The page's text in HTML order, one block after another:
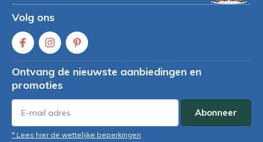
Volg ons
Ontvang de nieuwste aanbiedingen en
promoties
Abonneer
* Lees hier de wettelijke beperkingen